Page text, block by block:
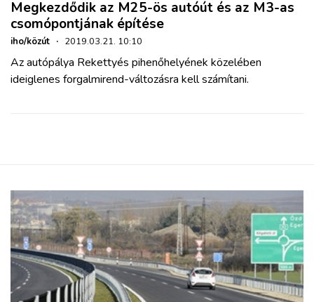
Megkezdődik az M25-ös autóút és az M3-as
csomópontjának építése
iho/közút · 2019.03.21. 10:10
Az autópálya Rekettyés pihenőhelyének közelében
ideiglenes forgalmirend-változásra kell számítani.